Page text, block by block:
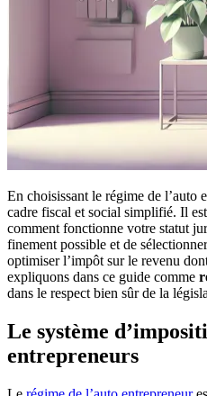
En choisissant le régime de l’auto
cadre fiscal et social simplifié. Il
comment fonctionne votre statut
finement possible et de
optimiser l’impôt sur le revenu
expliquons dans ce guide comme
dans le respect bien sûr de la
Le système
entrepreneurs